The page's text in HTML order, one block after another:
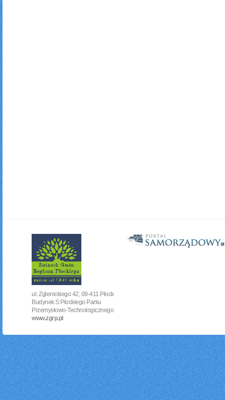
ul. Zglenickiego 42, 09-411 Płock
Budynek S Płockiego Parku
Przemysłowo-Technologicznego
www.zgrp.pl